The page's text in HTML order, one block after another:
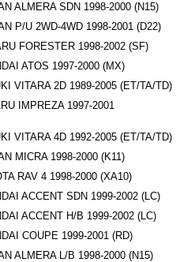
ALMERA SDN 1998-2000 (N15)
P/U 2WD-4WD 1998-2001 (D22)
FORESTER 1998-2002 (SF)
ATOS 1997-2000 (MX)
VITARA 2D 1989-2005 (ET/TA/TD)
IMPREZA 1997-2001
VITARA 4D 1992-2005 (ET/TA/TD)
MICRA 1998-2000 (K11)
RAV 4 1998-2000 (XA10)
ACCENT SDN 1999-2002 (LC)
ACCENT H/B 1999-2002 (LC)
COUPE 1999-2001 (RD)
ALMERA L/B 1998-2000 (N15)